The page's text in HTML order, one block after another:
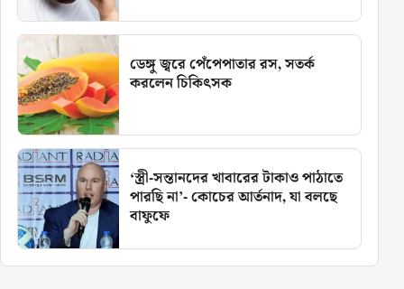
ডেঙ্গু জ্বরে পেঁপেপাতার রস, সতর্ক
করলেন চিকিৎসক
‘স্ত্রী-সন্তানদের খাবারের টাকাও পাঠাতে
পারছি না’- কোচের আর্তনাদ, যা বলছে
বাফুফে